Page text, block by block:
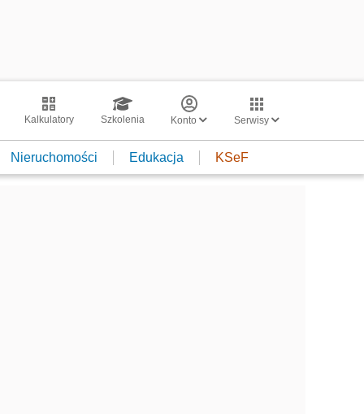
Kalkulatory Szkolenia Konto Serwisy
Nieruchomości Edukacja KSeF